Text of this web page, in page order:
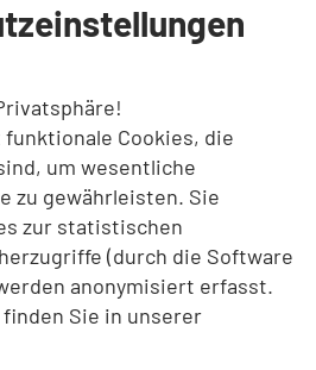
Cookies, die
um wesentliche
zu gewährleisten. Sie
zur statistischen
(durch die Software
anonymisiert erfasst.
Sie in unserer